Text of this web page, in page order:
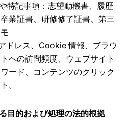
特記事項：志望動機書、履歴
業証書、研修修了証書、第三
ドレス、Cookie 情報、ブラウ
への訪問頻度、ウェブサイト
ード、コンテンツのクリック
。
目的および処理の法的根拠